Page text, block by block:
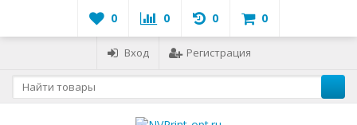
0 0 0 0
Вход Регистрация